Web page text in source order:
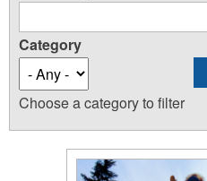
Category
Choose a category to filter